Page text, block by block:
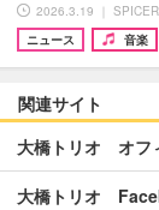
2026.3.19 ｜ SPICER
ニュース
音楽
関連サイト
大橋トリオ オフ
大橋トリオ